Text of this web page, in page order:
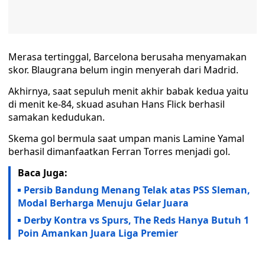
Merasa tertinggal, Barcelona berusaha menyamakan
skor. Blaugrana belum ingin menyerah dari Madrid.
Akhirnya, saat sepuluh menit akhir babak kedua yaitu
di menit ke-84, skuad asuhan Hans Flick berhasil
samakan kedudukan.
Skema gol bermula saat umpan manis Lamine Yamal
berhasil dimanfaatkan Ferran Torres menjadi gol.
Baca Juga:
Persib Bandung Menang Telak atas PSS Sleman,
Modal Berharga Menuju Gelar Juara
Derby Kontra vs Spurs, The Reds Hanya Butuh 1
Poin Amankan Juara Liga Premier